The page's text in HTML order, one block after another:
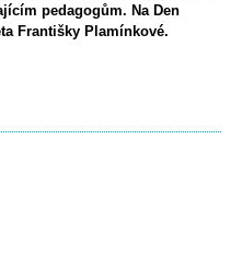
pedagogům. Na Den
Františky Plamínkové.